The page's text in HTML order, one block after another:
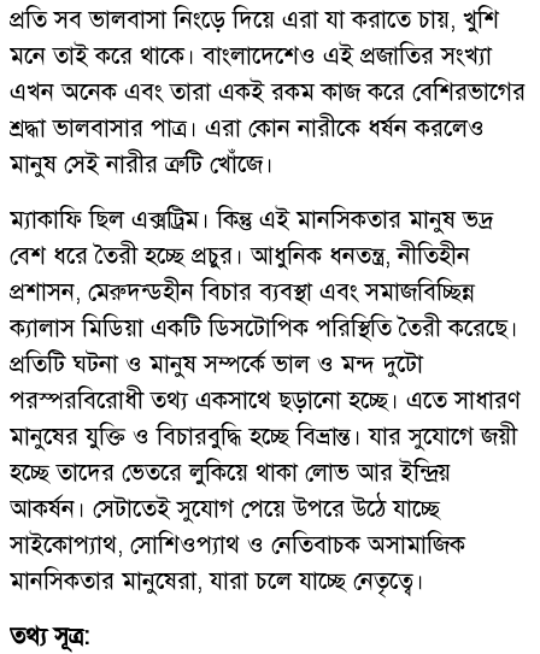
প্রতি সব ভালবাসা নিংড়ে দিয়ে এরা যা করাতে চায়, খুশি
মনে তাই করে থাকে। বাংলাদেশেও এই প্রজাতির সংখ্যা
এখন অনেক এবং তারা একই রকম কাজ করে বেশিরভাগের
শ্রদ্ধা ভালবাসার পাত্র। এরা কোন নারীকে ধর্ষন করলেও
মানুষ সেই নারীর ত্রুটি খোঁজে।
ম্যাকাফি ছিল এক্সট্রিম। কিন্তু এই মানসিকতার মানুষ ভদ্র
বেশ ধরে তৈরী হচ্ছে প্রচুর। আধুনিক ধনতন্ত্র, নীতিহীন
প্রশাসন, মেরুদন্ডহীন বিচার ব্যবস্থা এবং সমাজবিচ্ছিন্ন
ক্যালাস মিডিয়া একটি ডিসটোপিক পরিস্থিতি তৈরী করেছে।
প্রতিটি ঘটনা ও মানুষ সম্পর্কে ভাল ও মন্দ দুটো
পরস্পরবিরোধী তথ্য একসাথে ছড়ানো হচ্ছে। এতে সাধারণ
মানুষের যুক্তি ও বিচারবুদ্ধি হচ্ছে বিভ্রান্ত। যার সুযোগে জয়ী
হচ্ছে তাদের ভেতরে লুকিয়ে থাকা লোভ আর ইন্দ্রিয়
আকর্ষন। সেটাতেই সুযোগ পেয়ে উপরে উঠে যাচ্ছে
সাইকোপ্যাথ, সোশিওপ্যাথ ও নেতিবাচক অসামাজিক
মানসিকতার মানুষেরা, যারা চলে যাচ্ছে নেতৃত্বে।
তথ্য সূত্র: